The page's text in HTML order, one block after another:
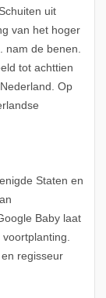
uit
van het hoger
nam de benen.
tot achttien
Op
Staten en
Baby laat
regisseur